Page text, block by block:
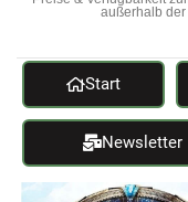
außerhalb der
Start
Newsletter